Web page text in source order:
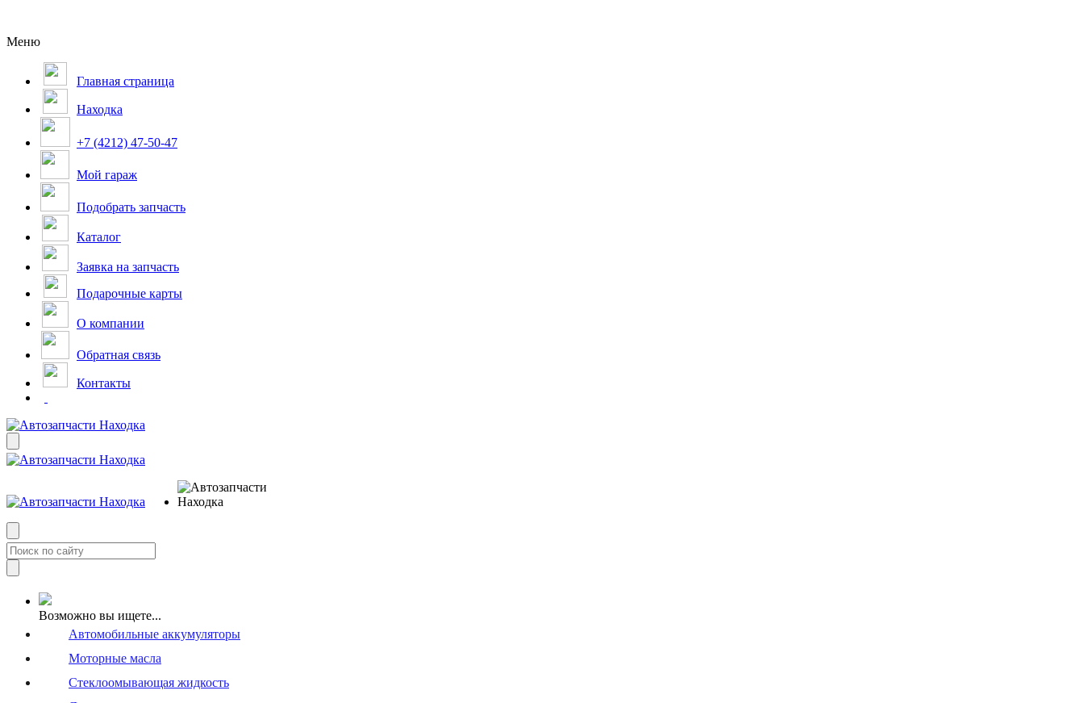
Меню
Главная страница
Находка
+7 (4212) 47-50-47
Мой гараж
Подобрать запчасть
Каталог
Заявка на запчасть
Подарочные карты
О компании
Обратная связь
Контакты
Возможно вы ищете...
Автомобильные аккумуляторы
Моторные масла
Стеклоомывающая жидкость